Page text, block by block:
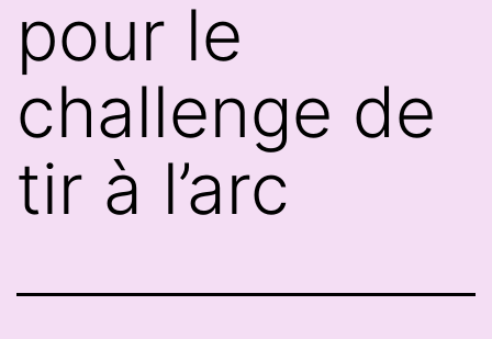
pour le
challenge de
tir à l’arc